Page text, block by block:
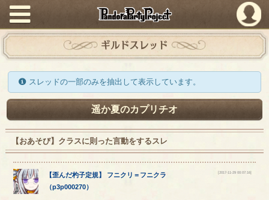
PandoraPartyProject
ギルドスレッド
スレッドの一部のみを抽出して表示しています。
遥か夏のカプリチオ
【おあそび】クラスに則った言動をするスレ
【歪んだ杓子定規】 フニクリ ＝ フニクラ
（p3p000270）
[2017-11-29 00:07:16]